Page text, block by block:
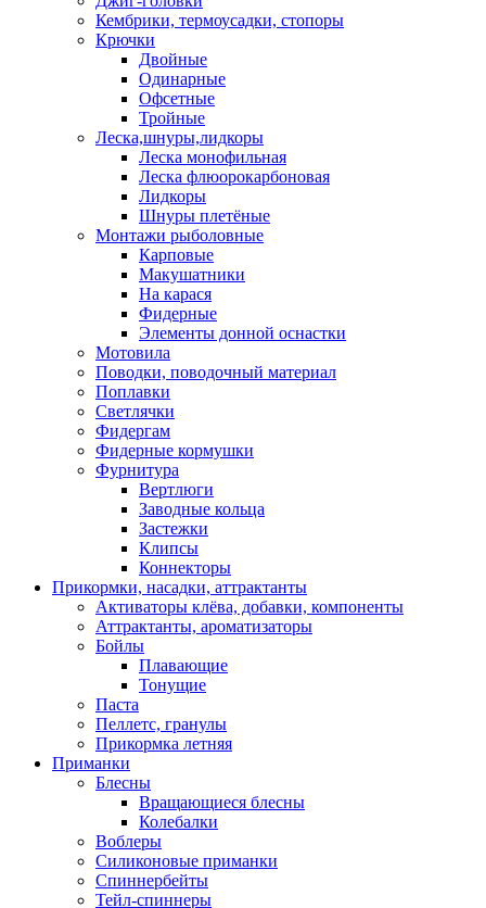
Кембрики, термоусадки, стопоры
Крючки
Двойные
Одинарные
Офсетные
Тройные
Леска,шнуры,лидкоры
Леска монофильная
Леска флюорокарбоновая
Лидкоры
Шнуры плетёные
Монтажи рыболовные
Карповые
Макушатники
На карася
Фидерные
Элементы донной оснастки
Мотовила
Поводки, поводочный материал
Поплавки
Светлячки
Фидергам
Фидерные кормушки
Фурнитура
Вертлюги
Заводные кольца
Застежки
Клипсы
Коннекторы
Прикормки, насадки, аттрактанты
Активаторы клёва, добавки, компоненты
Аттрактанты, ароматизаторы
Бойлы
Плавающие
Тонущие
Паста
Пеллетс, гранулы
Прикормка летняя
Приманки
Блесны
Вращающиеся блесны
Колебалки
Воблеры
Силиконовые приманки
Спиннербейты
Тейл-спиннеры